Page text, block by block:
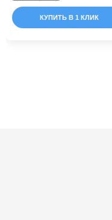
КУПИТЬ В 1 КЛИК